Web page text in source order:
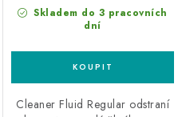
Skladem do 3 pracovních
dní
Cleaner Fluid Regular odstraní